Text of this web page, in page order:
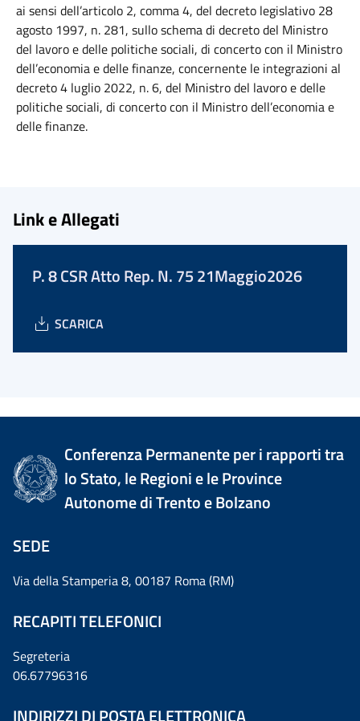
ai sensi dell’articolo 2, comma 4, del decreto legislativo 28
agosto 1997, n. 281, sullo schema di decreto del Ministro
del lavoro e delle politiche sociali, di concerto con il Ministro
dell’economia e delle finanze, concernente le integrazioni al
decreto 4 luglio 2022, n. 6, del Ministro del lavoro e delle
politiche sociali, di concerto con il Ministro dell’economia e
delle finanze.
Link e Allegati
P. 8 CSR Atto Rep. N. 75 21Maggio2026
SCARICA
Conferenza Permanente per i rapporti tra
lo Stato, le Regioni e le Province
Autonome di Trento e Bolzano
SEDE
Via della Stamperia 8, 00187 Roma (RM)
RECAPITI TELEFONICI
Segreteria
06.67796316
INDIRIZZI DI POSTA ELETTRONICA